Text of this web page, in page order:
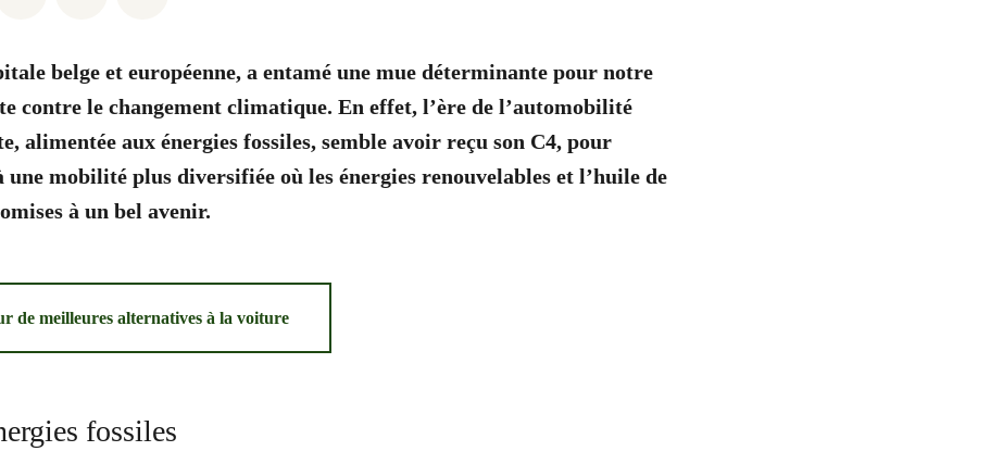
belge et européenne, a entamé une mue déterminante pour notre
contre le changement climatique. En effet, l’ère de l’automobilité
alimentée aux énergies fossiles, semble avoir reçu son C4, pour
une mobilité plus diversifiée où les énergies renouvelables et l’huile de
à un bel avenir.
de meilleures alternatives à la voiture
fossiles